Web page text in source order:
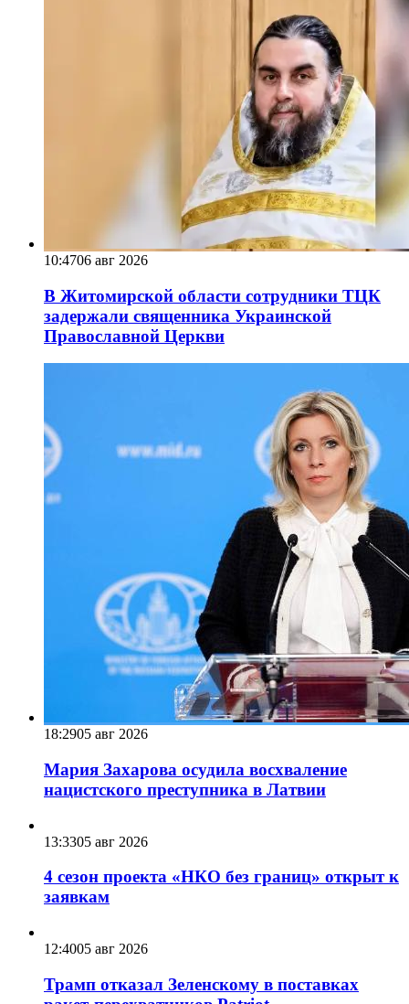
10:4706 авг 2026
В Житомирской области сотрудники ТЦК
задержали священника Украинской
Православной Церкви
18:2905 авг 2026
Мария Захарова осудила восхваление
нацистского преступника в Латвии
13:3305 авг 2026
4 сезон проекта «НКО без границ» открыт к
заявкам
12:4005 авг 2026
Трамп отказал Зеленскому в поставках